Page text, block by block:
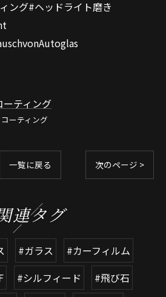
ィング#ヘッドライト磨き
ティング
コーティング
一覧に戻る 次のページ >
連タグ
#ガラス
#カーフィルム
#シルフィード
#飛び石